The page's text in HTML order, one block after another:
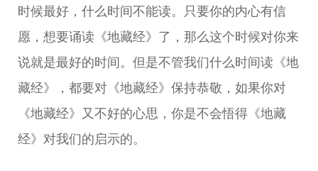
时候最好，什么时间不能读。只要你的内心有信
愿，想要诵读《地藏经》了，那么这个时候对你来
说就是最好的时间。但是不管我们什么时间读《地
藏经》，都要对《地藏经》保持恭敬，如果你对
《地藏经》又不好的心思，你是不会悟得《地藏
经》对我们的启示的。